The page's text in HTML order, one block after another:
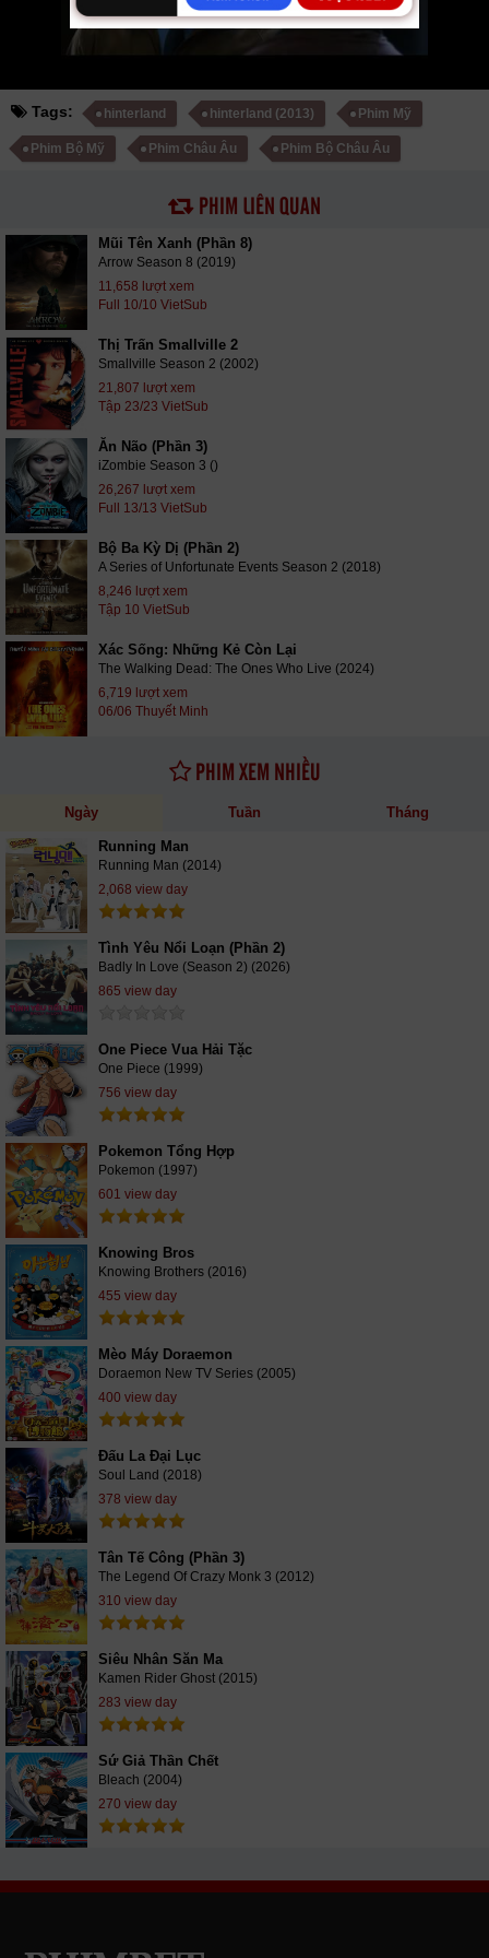
Tags: hinterland hinterland (2013) Phim Mỹ
Phim Bộ Mỹ Phim Châu Âu Phim Bộ Châu Âu
PHIM LIÊN QUAN
Mũi Tên Xanh (Phần 8)
Arrow Season 8 (2019)
11,658 lượt xem
Full 10/10 VietSub
Thị Trấn Smallville 2
Smallville Season 2 (2002)
21,807 lượt xem
Tập 23/23 VietSub
Ăn Não (Phần 3)
iZombie Season 3 ()
26,267 lượt xem
Full 13/13 VietSub
Bộ Ba Kỳ Dị (Phần 2)
A Series of Unfortunate Events Season 2 (2018)
8,246 lượt xem
Tập 10 VietSub
Xác Sống: Những Kẻ Còn Lại
The Walking Dead: The Ones Who Live (2024)
6,719 lượt xem
06/06 Thuyết Minh
PHIM XEM NHIỀU
Ngày Tuần Tháng
Running Man
Running Man (2014)
2,068 view day
Tình Yêu Nổi Loạn (Phần 2)
Badly In Love (Season 2) (2026)
865 view day
One Piece Vua Hải Tặc
One Piece (1999)
756 view day
Pokemon Tổng Hợp
Pokemon (1997)
601 view day
Knowing Bros
Knowing Brothers (2016)
455 view day
Mèo Máy Doraemon
Doraemon New TV Series (2005)
400 view day
Đấu La Đại Lục
Soul Land (2018)
378 view day
Tân Tế Công (Phần 3)
The Legend Of Crazy Monk 3 (2012)
310 view day
Siêu Nhân Săn Ma
Kamen Rider Ghost (2015)
283 view day
Sứ Giả Thần Chết
Bleach (2004)
270 view day